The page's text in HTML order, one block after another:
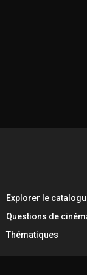
Explorer le
Questions de
Thématiques